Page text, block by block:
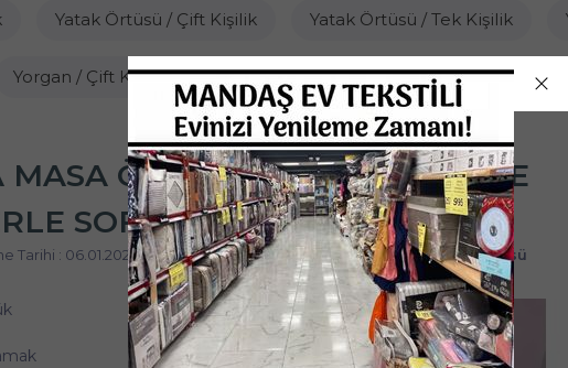
Yatak Örtüsü / Çift Kişilik Yatak Örtüsü / Tek Kişilik
Yorgan / Çift Kişilik Battal Yorgan / Tek Kişilik Tümünü
ÖRTÜLERI: DAYANIKLI VE
SOFRALARINIZI KORUYUN
Tarihi : 06.01.2025 13:39 |Masa Örtüsü / Runner / Kesme Masa Örtüsü